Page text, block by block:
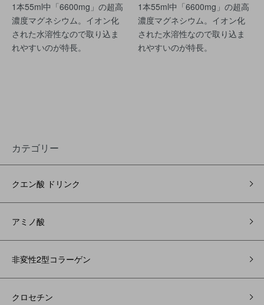
1本55ml中「6600mg」の超高
濃度マグネシウム。イオン化
された水溶性なので取り込ま
れやすいのが特長。
1本55ml中「6600mg」の超高
濃度マグネシウム。イオン化
された水溶性なので取り込ま
れやすいのが特長。
カテゴリー
クエン酸 ドリンク
アミノ酸
非変性2型コラーゲン
クロセチン